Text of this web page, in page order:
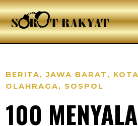
BERITA,JAWA BARAT ,
OLAHRAGA, SOSPOL
100